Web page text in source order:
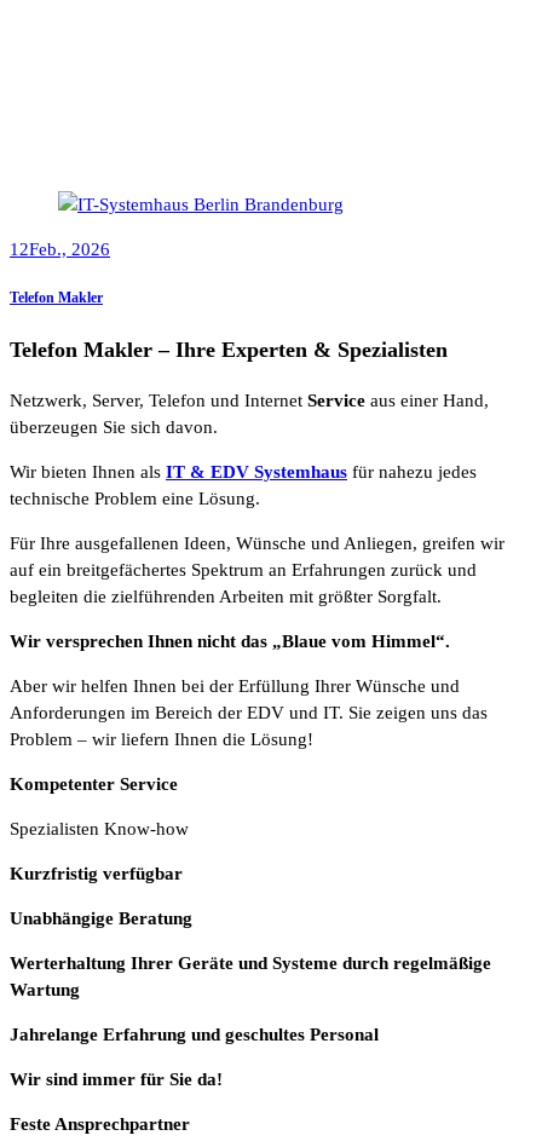
12Feb., 2026
Telefon Makler
Telefon Makler – Ihre Experten & Spezialisten
Netzwerk, Server, Telefon und Internet Service aus einer Hand,
überzeugen Sie sich davon.
Wir bieten Ihnen als IT & EDV Systemhaus für nahezu jedes
technische Problem eine Lösung.
Für Ihre ausgefallenen Ideen, Wünsche und Anliegen, greifen wir
auf ein breitgefächertes Spektrum an Erfahrungen zurück und
begleiten die zielführenden Arbeiten mit größter Sorgfalt.
Wir versprechen Ihnen nicht das „Blaue vom Himmel“.
Aber wir helfen Ihnen bei der Erfüllung Ihrer Wünsche und
Anforderungen im Bereich der EDV und IT. Sie zeigen uns das
Problem – wir liefern Ihnen die Lösung!
Kompetenter Service
Spezialisten Know-how
Kurzfristig verfügbar
Unabhängige Beratung
Werterhaltung Ihrer Geräte und Systeme durch regelmäßige
Wartung
Jahrelange Erfahrung und geschultes Personal
Wir sind immer für Sie da!
Feste Ansprechpartner